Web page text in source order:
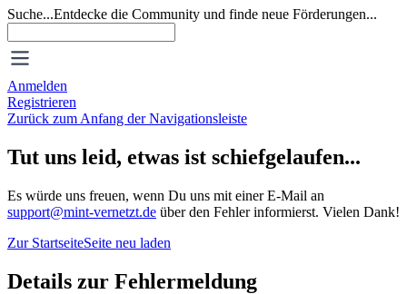
Suche...Entdecke die Community und finde neue Förderungen...
Anmelden
Registrieren
Zurück zum Anfang der Navigationsleiste
Tut uns leid, etwas ist schiefgelaufen...
Es würde uns freuen, wenn Du uns mit einer E-Mail an
support@mint-vernetzt.de über den Fehler informierst. Vielen Dank!
Zur StartseiteSeite neu laden
Details zur Fehlermeldung